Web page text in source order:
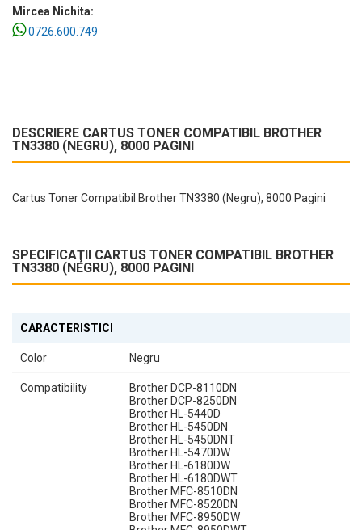
Mircea Nichita:
0726.600.749
DESCRIERE CARTUS TONER COMPATIBIL BROTHER
TN3380 (NEGRU), 8000 PAGINI
Cartus Toner Compatibil Brother TN3380 (Negru), 8000 Pagini
SPECIFICAŢII CARTUS TONER COMPATIBIL BROTHER
TN3380 (NEGRU), 8000 PAGINI
CARACTERISTICI
Color Negru
Compatibility
Brother DCP-8110DN
Brother DCP-8250DN
Brother HL-5440D
Brother HL-5450DN
Brother HL-5450DNT
Brother HL-5470DW
Brother HL-6180DW
Brother HL-6180DWT
Brother MFC-8510DN
Brother MFC-8520DN
Brother MFC-8950DW